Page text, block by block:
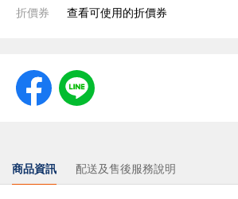
折價券 查看可使用的折價券
商品資訊 配送及售後服務說明